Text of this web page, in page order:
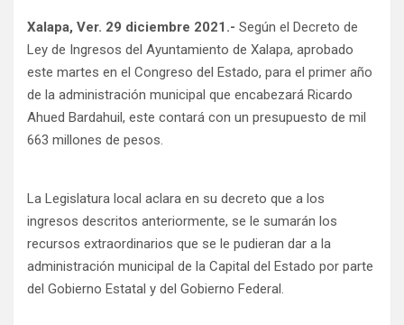
Xalapa, Ver. 29 diciembre 2021.- Según el Decreto de
Ley de Ingresos del Ayuntamiento de Xalapa, aprobado
este martes en el Congreso del Estado, para el primer año
de la administración municipal que encabezará Ricardo
Ahued Bardahuil, este contará con un presupuesto de mil
663 millones de pesos.
La Legislatura local aclara en su decreto que a los
ingresos descritos anteriormente, se le sumarán los
recursos extraordinarios que se le pudieran dar a la
administración municipal de la Capital del Estado por parte
del Gobierno Estatal y del Gobierno Federal.